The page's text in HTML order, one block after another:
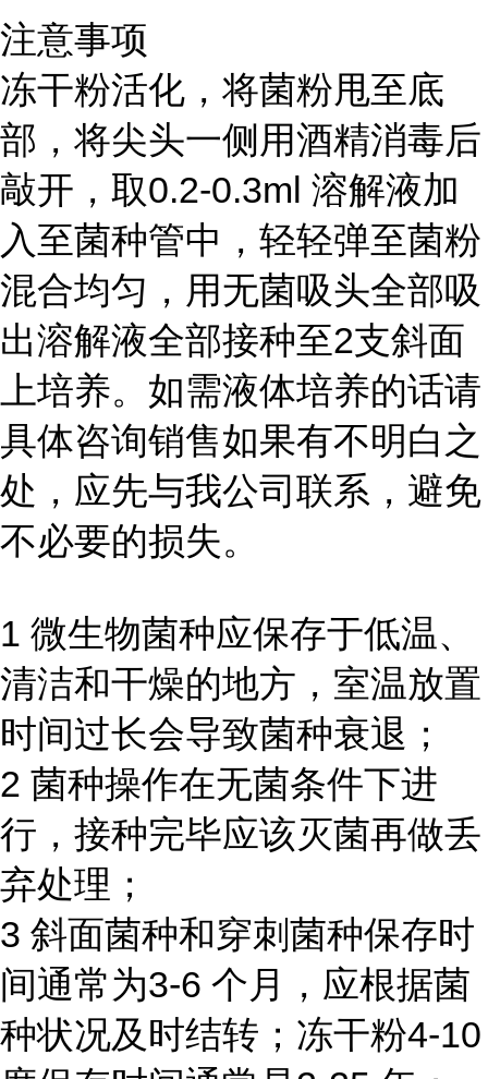
注意事项
冻干粉活化，将菌粉甩至底
部，将尖头一侧用酒精消毒后
敲开，取0.2-0.3ml 溶解液加
入至菌种管中，轻轻弹至菌粉
混合均匀，用无菌吸头全部吸
出溶解液全部接种至2支斜面
上培养。如需液体培养的话请
具体咨询销售如果有不明白之
处，应先与我公司联系，避免
不必要的损失。
1 微生物菌种应保存于低温、
清洁和干燥的地方，室温放置
时间过长会导致菌种衰退；
2 菌种操作在无菌条件下进
行，接种完毕应该灭菌再做丢
弃处理；
3 斜面菌种和穿刺菌种保存时
间通常为3-6 个月，应根据菌
种状况及时结转；冻干粉4-10